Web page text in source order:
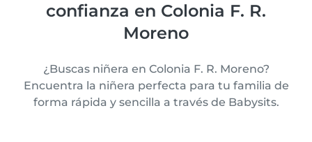
confianza en Colonia F. R.
Moreno
¿Buscas niñera en Colonia F. R. Moreno?
Encuentra la niñera perfecta para tu familia de
forma rápida y sencilla a través de Babysits.